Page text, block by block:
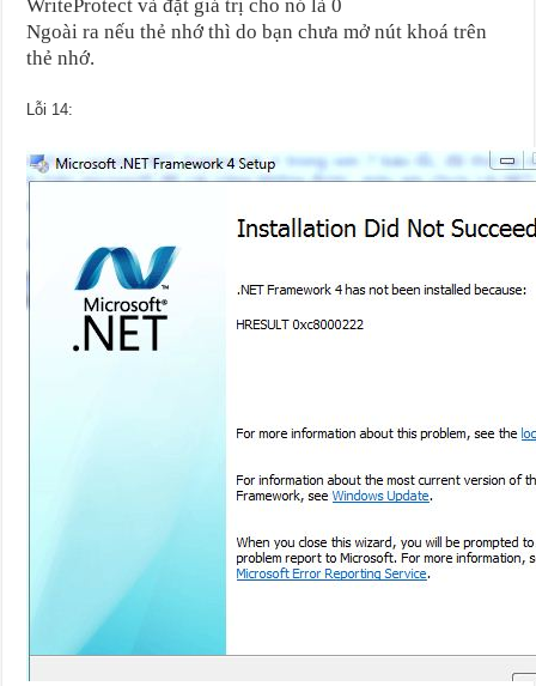
WriteProtect và đặt giá trị cho nó là 0
Ngoài ra nếu thẻ nhớ thì do bạn chưa mở nút khoá trên
thẻ nhớ.
Lỗi 14: